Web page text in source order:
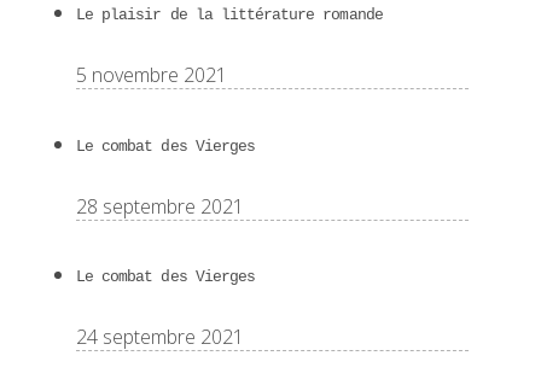
Le plaisir de la littérature romande
5 novembre 2021
Le combat des Vierges
28 septembre 2021
Le combat des Vierges
24 septembre 2021